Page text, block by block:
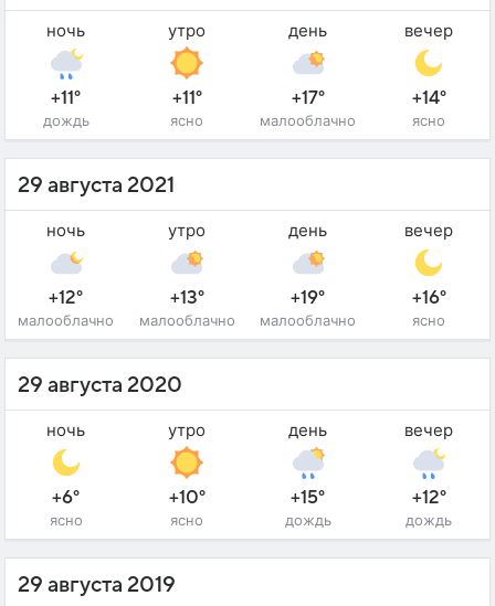
ночь
+11°
дождь
утро
+11°
ясно
день
+17°
малооблачно
вечер
+14°
ясно
29 августа 2021
ночь
+12°
малооблачно
утро
+13°
малооблачно
день
+19°
малооблачно
вечер
+16°
ясно
29 августа 2020
ночь
+6°
ясно
утро
+10°
ясно
день
+15°
дождь
вечер
+12°
дождь
29 августа 2019